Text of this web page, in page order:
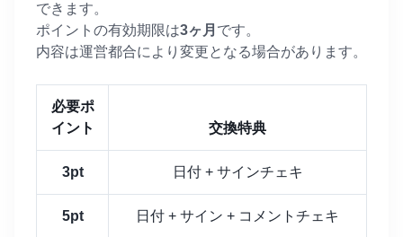
できます。
ポイントの有効期限は3ヶ月 です。
内容は運営都合により変更となる場合があります。
必要ポ
イント
交換特典
3pt 日付 + サインチェキ
5pt 日付 + サイン + コメントチェキ